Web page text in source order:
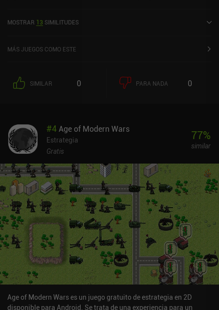
escenarios. Y lo que es más impresionante, el juego cuenta con
permite una gran variedad estratégica. Enfrentados a una IA que
recompensas en forma de moneda premium. Más tarde, podremos
utilizar esta moneda para desbloquear contenido adicional. Más
contienen faltas de ortografía y gramática. Pero para ser justos, a
cambio recibimos un montón de contenido nuevo gracias a la
constante atención del desarrollador a las actualizaciones. Age of
la misma moneda premium que ganamos con el juego. Así que,
aunque esta moneda desbloquea contenido adicional, podemos
conseguirlo todo gratis, excepto algunos cosméticos. Es un
sistema estupendo y nunca me he sentido presionado ni encerrado
tras muros de pago. En resumen, Age of Fantasy ofrece una gran
cantidad de contenido único que proporciona muchas horas de
entretenimiento. Puede que sus gráficos de estilo retro no gusten a
todo el mundo, pero los aficionados a los juegos de estrategia
apreciarán su profundidad y su generoso modelo free-to-play.
MOSTRAR 13 SIMILITUDES
MÁS JUEGOS COMO ESTE
SIMILAR 0 PARA NADA 0
#4Age of Modern Wars
Estrategia
Gratis
77%
similar
Age of Modern Wars es un juego gratuito de estrategia en 2D
disponible para Android. Se trata de una experiencia para un